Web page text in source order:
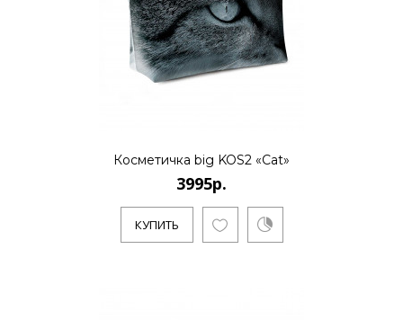
..
3995р.
..
Косметичка big KOS2 «Cat»
3995р.
КУПИТЬ